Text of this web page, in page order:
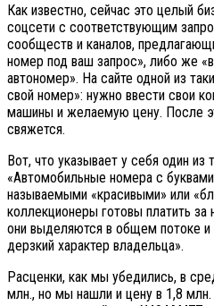
Как известно, сейчас это целый
соцсети с соответствующим
сообществ и каналов,
номер под ваш запрос», либо же
автономер». На сайте одной из
свой номер»: нужно ввести свои
машины и желаемую цену. После
свяжется.
Вот, что указывает у себя один из
«Автомобильные номера с
называемыми «красивыми» или
коллекционеры готовы платить за
они выделяются в общем потоке и
дерзкий характер владельца».
Расценки, как мы убедились, в
млн., но мы нашли и цену в 1,8